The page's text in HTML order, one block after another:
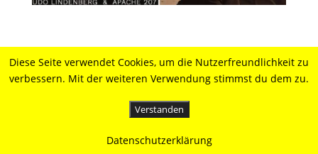
Diese Seite verwendet Cookies, um die Nutzerfreundlichkeit zu
verbessern. Mit der weiteren Verwendung stimmst du dem zu.
Verstanden
Datenschutzerklärung